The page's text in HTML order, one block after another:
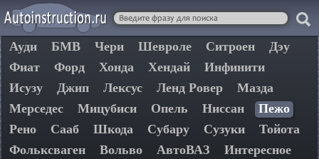
Ауди БМВ Чери Шевроле Ситроен
Дэу
Фиат
Форд Хонда Хендай
Инфинити
Исузу
Джип Лексус Ленд Ровер
Мазда
Мерседес
Мицубиси Опель Ниссан
Пежо
Рено
Сааб Шкода Субару Сузуки
Тойота
Фольксваген
Вольво АвтоВАЗ Интересное